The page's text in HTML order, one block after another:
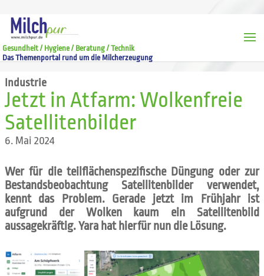
Gesundheit / Hygiene / Beratung / Technik
Das Themenportal rund um die Milcherzeugung
Industrie
Jetzt in Atfarm: Wolkenfreie
Satellitenbilder
6. Mai 2024
Wer für die teilflächenspezifische Düngung oder zur
Bestandsbeobachtung Satellitenbilder verwendet,
kennt das Problem. Gerade jetzt im Frühjahr ist
aufgrund der Wolken kaum ein Satellitenbild
aussagekräftig. Yara hat hierfür nun die Lösung.